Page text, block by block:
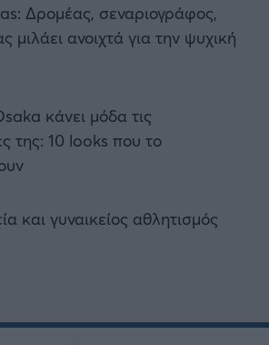
Δρομέας, σεναριογράφος,
μιλάει ανοιχτά για την ψυχική
κάνει μόδα τις
της: 10 looks που το
και γυναικείος αθλητισμός